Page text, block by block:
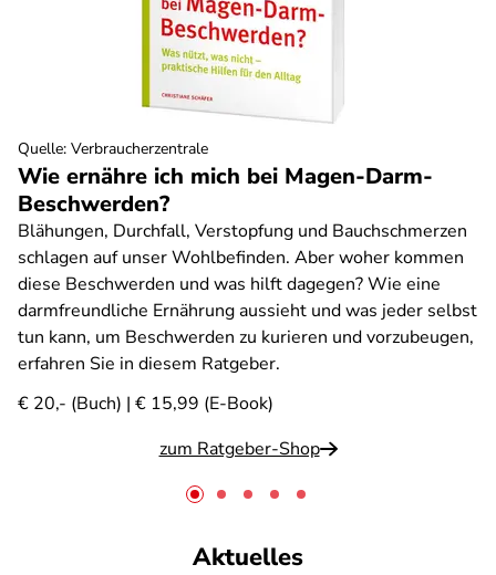
Wie ernähre ich mich bei Magen-Darm-
Beschwerden?
Blähungen, Durchfall, Verstopfung und Bauchschmerzen
schlagen auf unser Wohlbefinden. Aber woher kommen
diese Beschwerden und was hilft dagegen? Wie eine
darmfreundliche Ernährung aussieht und was jeder selbst
tun kann, um Beschwerden zu kurieren und vorzubeugen,
erfahren Sie in diesem Ratgeber.
€ 20,- (Buch) | € 15,99 (E-Book)
zum Ratgeber-Shop
Quelle: Verbraucherzentrale
Aktuelles